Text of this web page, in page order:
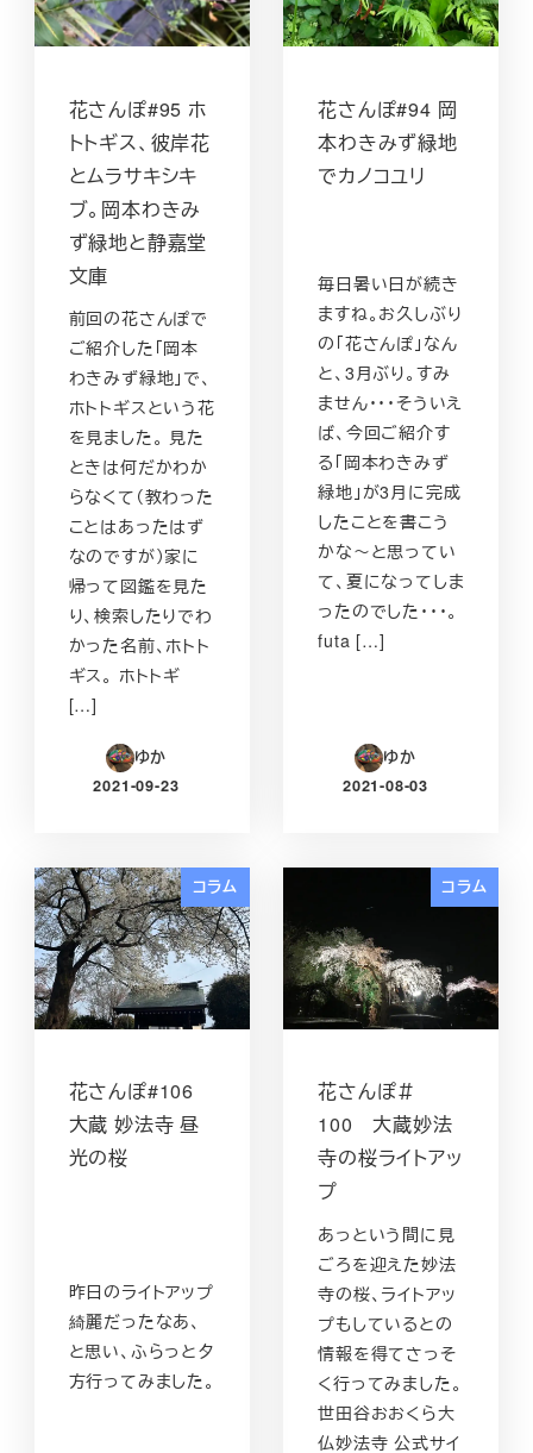
花さんぽ#95 ホ
トトギス、彼岸花
とムラサキシキ
ブ。岡本わきみ
ず緑地と静嘉堂
文庫
前回の花さんぽで
ご紹介した「岡本
わきみず緑地」で、
ホトトギスという花
を見ました。 見た
ときは何だかわか
らなくて（教わった
ことはあったはず
なのですが）家に
帰って図鑑を見た
り、検索したりでわ
かった名前、ホトト
ギス。 ホトトギ
[…]
ゆか
投稿日
2021-09-23
花さんぽ#94 岡
本わきみず緑地
でカノコユリ
毎日暑い日が続き
ますね。お久しぶり
の「花さんぽ」なん
と、3月ぶり。すみ
ません・・・そういえ
ば、今回ご紹介す
る「岡本わきみず
緑地」が3月に完成
したことを書こう
かな～と思ってい
て、夏になってしま
ったのでした・・・。
futa […]
ゆか
投稿日
2021-08-03
コラム
花さんぽ#106
大蔵 妙法寺 昼
光の桜
昨日のライトアップ
綺麗だったなあ、
と思い、ふらっと夕
方行ってみました。
コラム
花さんぽ＃
100 大蔵妙法
寺の桜ライトアッ
プ
あっという間に見
ごろを迎えた妙法
寺の桜、ライトアッ
プもしているとの
情報を得てさっそ
く行ってみました。
世田谷おおくら大
仏妙法寺 公式サイ